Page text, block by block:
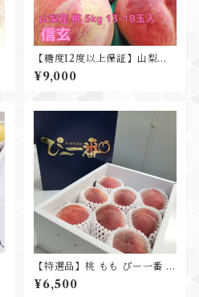
【糖度12度以上保証】山梨産
桃 信玄 5kg 15-18玉入 確実に
美味しい
¥9,000
【特選品】桃 もも ぴー一番 8
玉入 2㎏ ギフト・贈答用 糖度
12度以上
¥6,500